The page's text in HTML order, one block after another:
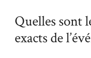
Quelles sont
exacts de